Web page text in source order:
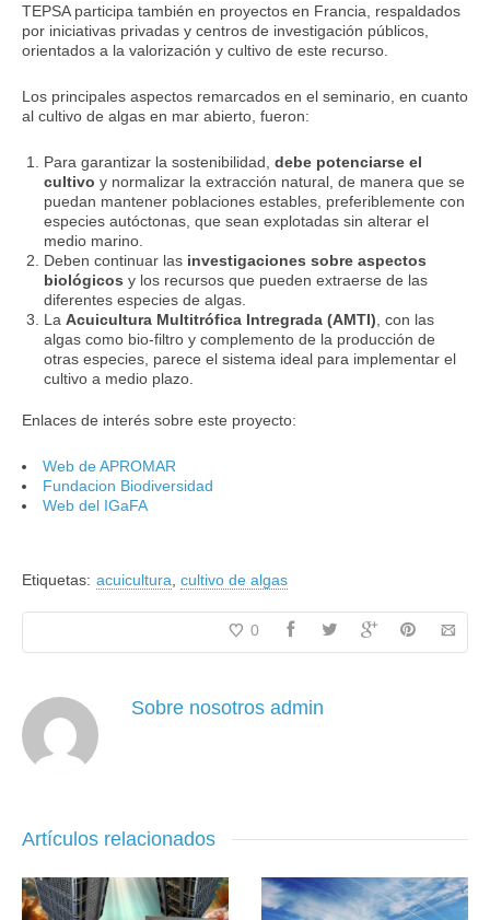
TEPSA participa también en proyectos en Francia, respaldados
por iniciativas privadas y centros de investigación públicos,
orientados a la valorización y cultivo de este recurso.
Los principales aspectos remarcados en el seminario, en cuanto
al cultivo de algas en mar abierto, fueron:
Para garantizar la sostenibilidad, debe potenciarse el
cultivo y normalizar la extracción natural, de manera que se
puedan mantener poblaciones estables, preferiblemente con
especies autóctonas, que sean explotadas sin alterar el
medio marino.
Deben continuar las investigaciones sobre aspectos
biológicos y los recursos que pueden extraerse de las
diferentes especies de algas.
La Acuicultura Multitrófica Intregrada (AMTI) , con las
algas como bio-filtro y complemento de la producción de
otras especies, parece el sistema ideal para implementar el
cultivo a medio plazo.
Enlaces de interés sobre este proyecto:
Web de APROMAR
Fundacion Biodiversidad
Web del IGaFA
Etiquetas: acuicultura cultivo de algas
0
Sobre nosotros admin
Artículos relacionados